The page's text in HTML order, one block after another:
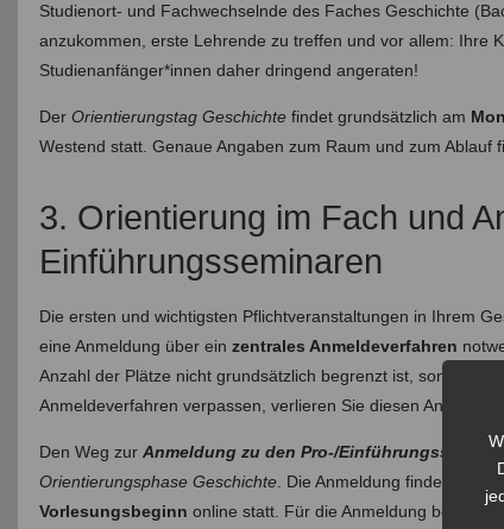
Studienort- und Fachwechselnde des Faches Geschichte
anzukommen, erste Lehrende zu treffen und vor allem: Ihre
Studienanfänger*innen daher dringend angeraten!
DerOrientierungstag Geschichte findet grundsätzlich am
Westend statt. Genaue Angaben zum Raum und zum Ablauf
3. Orientierung im Fach und
Einführungsseminaren
Die ersten und wichtigsten Pflichtveranstaltungen in Ihrem
eine Anmeldung über einzentrales Anmeldeverfahren
Anzahl der Plätze nicht grundsätzlich begrenzt ist, sondern
Anmeldeverfahren verpassen, verlieren Sie diesen Anspruch.
Den Weg zurAnmeldung zu den Pro-/
Orientierungsphase Geschichte . Die Anmeldung findet
Vorlesungsbeginn online statt. Für die Anmeldung